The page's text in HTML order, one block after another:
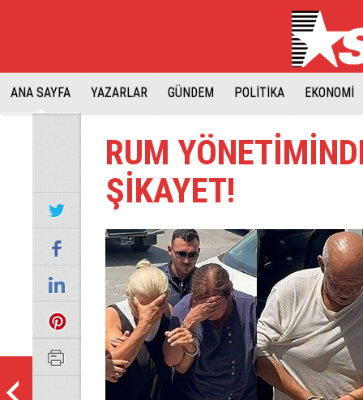
ANA SAYFA YAZARLAR GÜNDEM POLİTİKA EKONOMİ
RUM
ŞİKAYET!